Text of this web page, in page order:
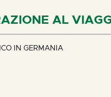
AL
IN GERMANIA